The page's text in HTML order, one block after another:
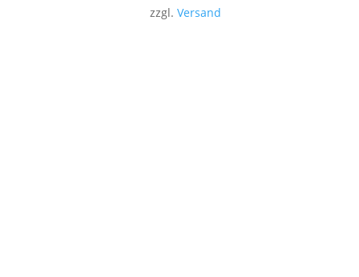
zzgl. Versand